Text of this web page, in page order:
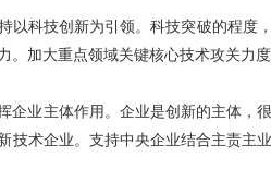
以科技创新为引领。科技突破的程度
。加大重点领域关键核心技术攻关力
企业主体作用。企业是创新的主体，
技术企业。支持中央企业结合主责主